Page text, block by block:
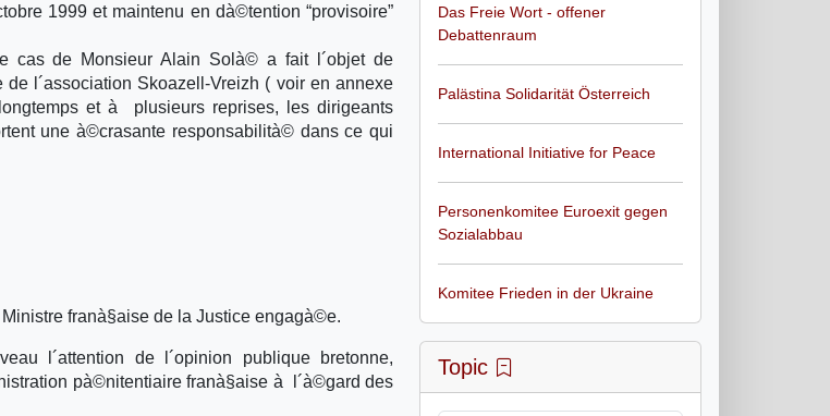
1999 et maintenu en dà©tention “provisoire”
cas de Monsieur Alain Solà© a fait l´objet de
l´association Skoazell-Vreizh ( voir en annexe
et à plusieurs reprises, les dirigeants
une à©crasante responsabilità© dans ce qui
franà§aise de la Justice engagà©e.
l´attention de l´opinion publique bretonne,
pà©nitentiaire franà§aise à l´à©gard des
Das Freie Wort - offener
Debattenraum
Palästina Solidarität Österreich
International Initiative for Peace
Personenkomitee Euroexit gegen
Sozialabbau
Komitee Frieden in der Ukraine
Topic